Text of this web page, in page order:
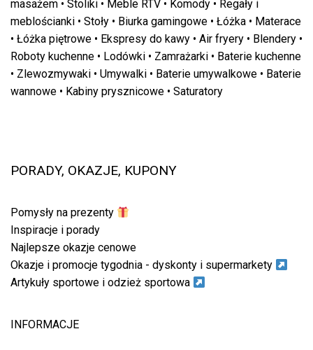
masażem • Stoliki • Meble RTV • Komody • Regały i
meblościanki • Stoły • Biurka gamingowe • Łóżka • Materace
• Łóżka piętrowe • Ekspresy do kawy • Air fryery • Blendery •
Roboty kuchenne • Lodówki • Zamrażarki • Baterie kuchenne
• Zlewozmywaki • Umywalki • Baterie umywalkowe • Baterie
wannowe • Kabiny prysznicowe • Saturatory
PORADY, OKAZJE, KUPONY
Pomysły na prezenty
Inspiracje i porady
Najlepsze okazje cenowe
Okazje i promocje tygodnia - dyskonty i supermarkety
Artykuły sportowe i odzież sportowa
INFORMACJE